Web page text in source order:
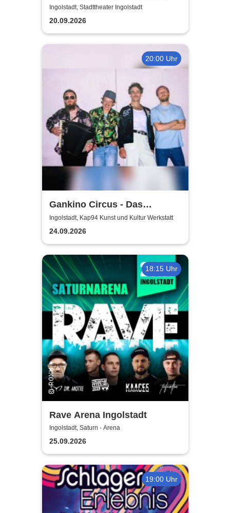
Show - Das Musical über den
unvergessenen Schelm
Ingolstadt, Stadttheater Ingolstadt
20.09.2026
20:00 Uhr
Gankino Circus - Das
Gegenteil von Rock’n’Roll
Ingolstadt, Kap94 Kunst und Kultur Werkstatt
24.09.2026
18:15 Uhr
Rave Arena Ingolstadt
Ingolstadt, Saturn - Arena
25.09.2026
19:00 Uhr